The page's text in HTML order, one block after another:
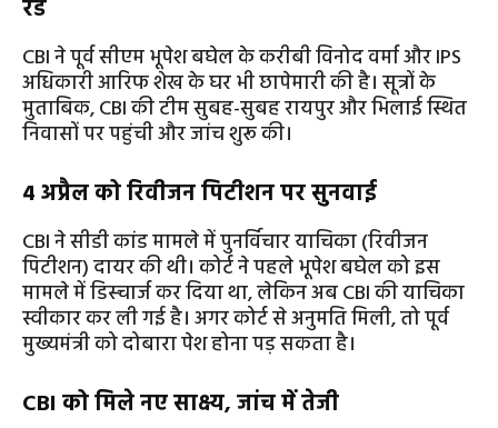
रेड
CBI ने पूर्व सीएम भूपेश बघेल के करीबी विनोद वर्मा और IPS
अधिकारी आरिफ शेख के घर भी छापेमारी की है। सूत्रों के
मुताबिक, CBI की टीम सुबह-सुबह रायपुर और भिलाई स्थित
निवासों पर पहुंची और जांच शुरू की।
4 अप्रैल को रिवीजन पिटीशन पर सुनवाई
CBI ने सीडी कांड मामले में पुनर्विचार याचिका (रिवीजन
पिटीशन) दायर की थी। कोर्ट ने पहले भूपेश बघेल को इस
मामले में डिस्चार्ज कर दिया था, लेकिन अब CBI की याचिका
स्वीकार कर ली गई है। अगर कोर्ट से अनुमति मिली, तो पूर्व
मुख्यमंत्री को दोबारा पेश होना पड़ सकता है।
CBI को मिले नए साक्ष्य, जांच में तेजी